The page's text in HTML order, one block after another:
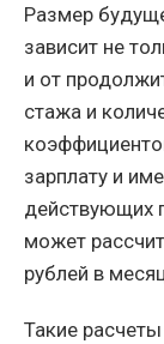
Размер
зависит не
и от
стажа и
зарплату и
действующих
может
рублей в
Такие